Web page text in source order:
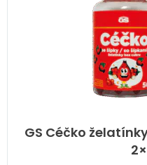
GS Céčko